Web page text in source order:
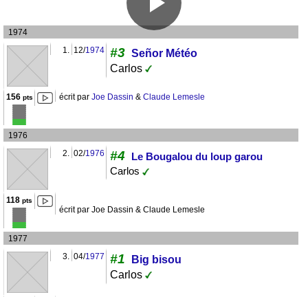
1974
1.
12/1974 #3 Señor Météo
Carlos
156pts écrit par Joe Dassin & Claude Lemesle
1976
2.
02/1976 #4 Le Bougalou du loup garou
Carlos
118 pts
écrit par Joe Dassin & Claude Lemesle
1977
3.
04/1977 #1
Big bisou
Carlos